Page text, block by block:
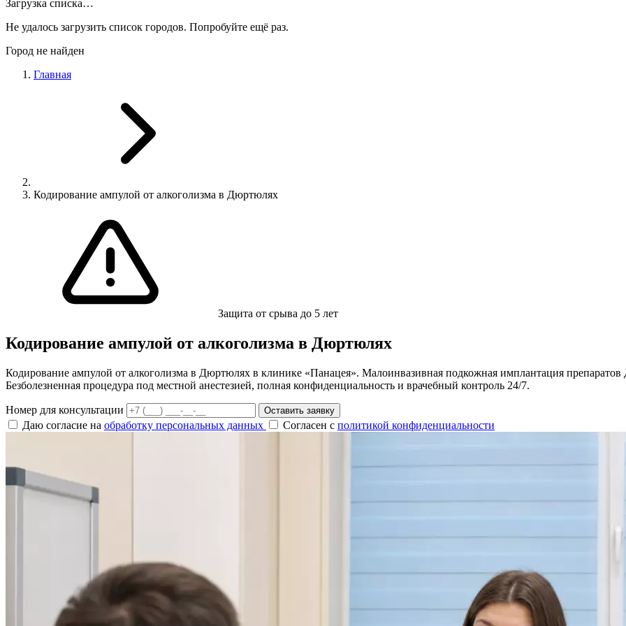
Загрузка списка…
Не удалось загрузить список городов. Попробуйте ещё раз.
Город не найден
Главная
Кодирование ампулой от алкоголизма в Дюртюлях
Защита от срыва до 5 лет
Кодирование ампулой от алкоголизма в Дюртюлях
Кодирование ампулой от алкоголизма в Дюртюлях в клинике «Панацея». Малоинвазивная подкожная имплантация препаратов
Безболезненная процедура под местной анестезией, полная конфиденциальность и врачебный контроль 24/7.
Номер для консультации Оставить заявку
Даю согласие на обработку персональных данных Согласен с политикой конфиденциальности